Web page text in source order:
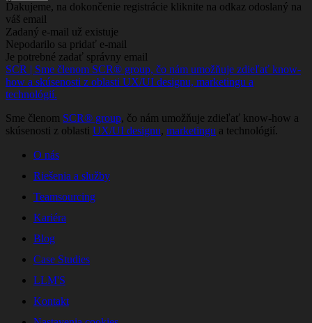
Ďakujeme, na dokončenie registrácie kliknite na odkaz odoslaný na
váš email
Zadaný e-mail už existuje
Nepodarilo sa pridať e-mail
Je potrebné zadať správny email
SCR | Sme členom SCR® group, čo nám umožňuje zdieľať know-
how a skúsenosti z oblasti UX/UI designu, marketingu a
technológií.
Sme členom SCR® group, čo nám umožňuje zdieľať know-how a
skúsenosti z oblasti UX/UI designu, marketingu a technológií.
O nás
Riešenia a služby
Teamsourcing
Kariéra
Blog
Case Studies
LLM'S
Kontakt